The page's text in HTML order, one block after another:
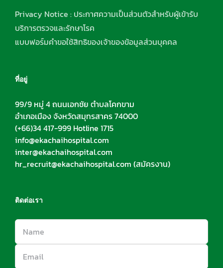
Privacy Notice : ประกาศความเป็นส่วนตัวสำหรับผู้เข้ารับ
บริการตรวจและรักษาโรค
แบบฟอร์มคำขอใช้สิทธิของเจ้าของข้อมูลส่วนบุคคล
ที่อยู่
99/9 หมู่ 4 ถนนเอกชัย ตำบลโคกขาม
อำเภอเมือง จังหวัดสมุทรสาคร 74000
(+66)34 417-999 Hotline 1715
info@ekachaihospital.com
inter@ekachaihospital.com
hr_recruit@ekachaihospital.com (สมัครงาน)
ติดต่อเรา